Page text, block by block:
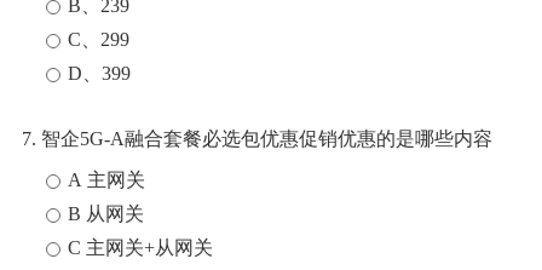
B、239
C、299
D、399
7. 智企5G-A融合套餐必选包优惠促销优惠的是哪些内容
A 主网关
B 从网关
C 主网关+从网关